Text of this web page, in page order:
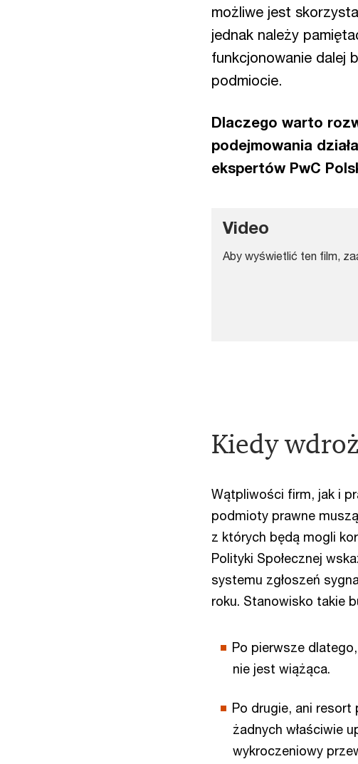
możliwe jest
jednak należy
funkcjonowanie dalej
podmiocie.
Dlaczego warto
podejmowania
ekspertów PwC
Video
Aby wyświetlić ten film,
Kiedy
Wątpliwości firm, jak i
podmioty prawne
z których będą mogli
Polityki Społecznej
systemu zgłoszeń
roku. Stanowisko takie
Po pierwsze
nie jest wiążąca.
Po drugie, ani resort
żadnych właściwie
wykroczeniowy